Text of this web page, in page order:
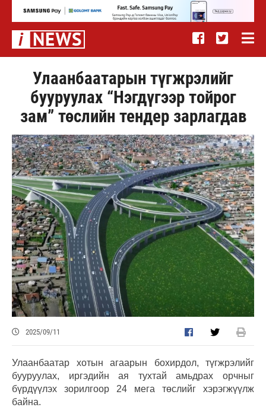
Улаанбаатарын түгжрэлийг
бууруулах “Нэгдүгээр тойрог
зам” төслийн тендер зарлагдав
2025/09/11
Улаанбаатар хотын агаарын бохирдол, түгжрэлийг
бууруулах, иргэдийн ая тухтай амьдрах орчныг
бүрдүүлэх зорилгоор 24 мега төслийг хэрэгжүүлж
байна.